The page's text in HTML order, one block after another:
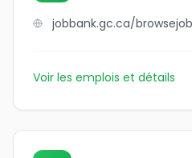
Voir les emplois et détails